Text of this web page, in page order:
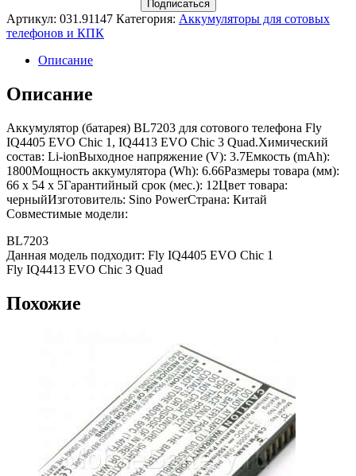
Артикул: 031.91147 Категория: Аккумуляторы для сотовых
телефонов и КПК
Описание
Описание
Аккумулятор (батарея) BL7203 для сотового телефона Fly
IQ4405 EVO Chiс 1, IQ4413 EVO Chic 3 Quad.Химический
состав: Li-ionВыходное напряжение (V): 3.7Емкость (mAh):
1800Мощность аккумулятора (Wh): 6.66Размеры товара (мм):
66 x 54 x 5Гарантийный срок (мес.): 12Цвет товара:
черныйИзготовитель: Sino PowerСтрана: Китай
Совместимые модели:
BL7203
Данная модель подходит: Fly IQ4405 EVO Chiс 1
Fly IQ4413 EVO Chic 3 Quad
Похожие